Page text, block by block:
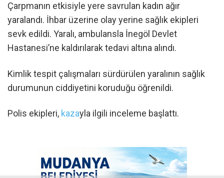
Çarpmanın etkisiyle yere savrulan kadın ağır
yaralandı. İhbar üzerine olay yerine sağlık ekipleri
sevk edildi. Yaralı, ambulansla İnegöl Devlet
Hastanesi’ne kaldırılarak tedavi altına alındı.
Kimlik tespit çalışmaları sürdürülen yaralının sağlık
durumunun ciddiyetini koruduğu öğrenildi.
Polis ekipleri, kazayla ilgili inceleme başlattı.